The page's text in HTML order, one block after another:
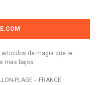
articulos de magia que le
mas bajos...
PLAGE - FRANCE